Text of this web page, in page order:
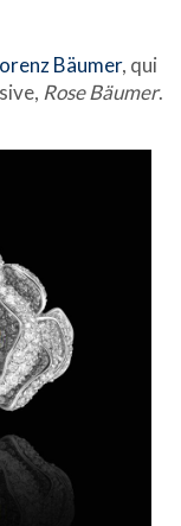
Bäumer, qui
Rose Bäumer.